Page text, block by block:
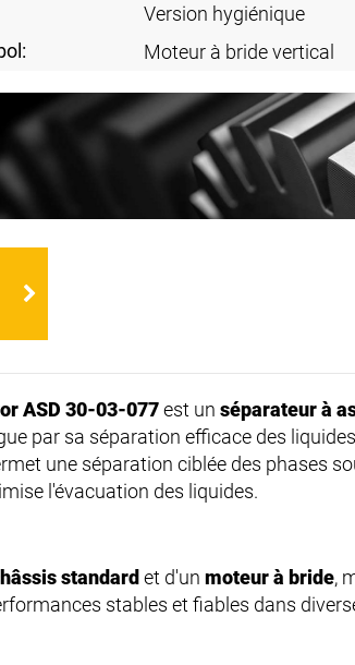
Version hygiénique
Moteur à bride vertical
ASD 30-03-077est un séparateur à
par sa séparation efficace des
une séparation ciblée des phases
l'évacuation des liquides.
standard et d'un moteur à bride,
stables et fiables dans